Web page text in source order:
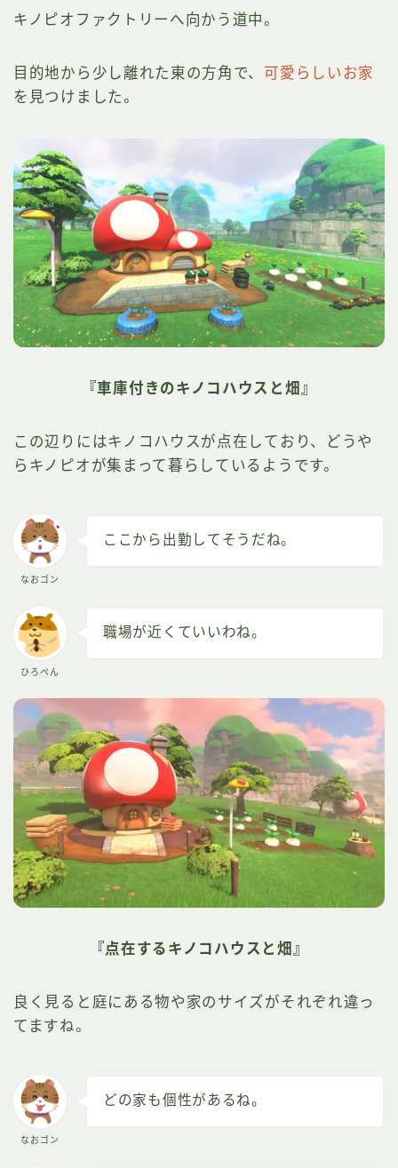
キノピオファクトリーへ向かう道中。
目的地から少し離れた東の方角で、 可愛らしいお家
を見つけました。
『車庫付きのキノコハウスと畑』
この辺りにはキノコハウスが点在しており、どうや
らキノピオが集まって暮らしているようです。
なおゴン
ここから出勤してそうだね。
ひろぺん
職場が近くていいわね。
『点在するキノコハウスと畑』
良く見ると庭にある物や家のサイズがそれぞれ違っ
てますね。
なおゴン
どの家も個性があるね。